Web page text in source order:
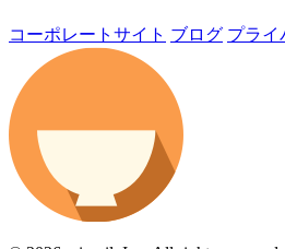
コーポレートサイト ブログ プライ